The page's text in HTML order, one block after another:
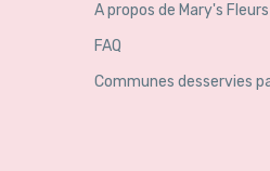
A propos de Mary's Fleurs
FAQ
Communes desservies